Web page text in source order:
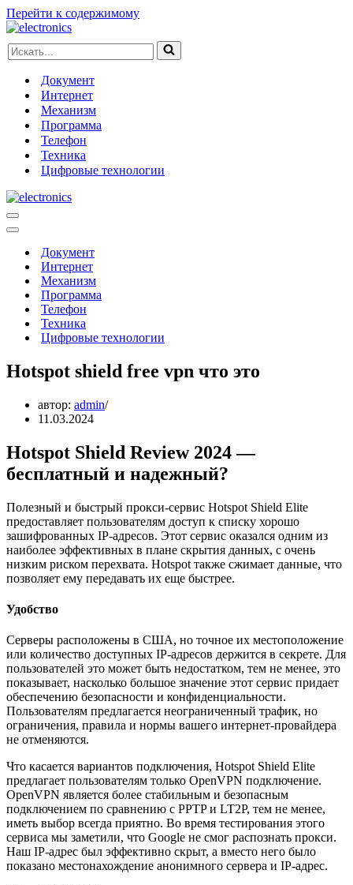
Перейти к содержимому
Искать...
Документ
Интернет
Механизм
Программа
Телефон
Техника
Цифровые технологии
Меню
навигации
Меню
навигацииДокумент
Интернет
Механизм
Программа
Телефон
Техника
Цифровые технологии
Hotspot shield free vpn что это
автор: admin
11.03.2024
Hotspot Shield Review 2024 —
бесплатный и надежный?
Полезный и быстрый прокси-сервис Hotspot Shield Elite
предоставляет пользователям доступ к списку хорошо
зашифрованных IP-адресов. Этот сервис оказался одним из
наиболее эффективных в плане скрытия данных, с очень
низким риском перехвата. Hotspot также сжимает данные, что
позволяет ему передавать их еще быстрее.
Удобство
Серверы расположены в США, но точное их местоположение
или количество доступных IP-адресов держится в секрете. Для
пользователей это может быть недостатком, тем не менее, это
показывает, насколько большое значение этот сервис придает
обеспечению безопасности и конфиденциальности.
Пользователям предлагается неограниченный трафик, но
ограничения, правила и нормы вашего интернет-провайдера
не отменяются.
Что касается вариантов подключения, Hotspot Shield Elite
предлагает пользователям только OpenVPN подключение.
OpenVPN является более стабильным и безопасным
подключением по сравнению с PPTP и LT2P, тем не менее,
иметь выбор всегда приятно. Во время тестирования этого
сервиса мы заметили, что Google не смог распознать прокси.
Наш IP-адрес был эффективно скрыт, а вместо него было
показано местонахождение анонимного сервера и IP-адрес.